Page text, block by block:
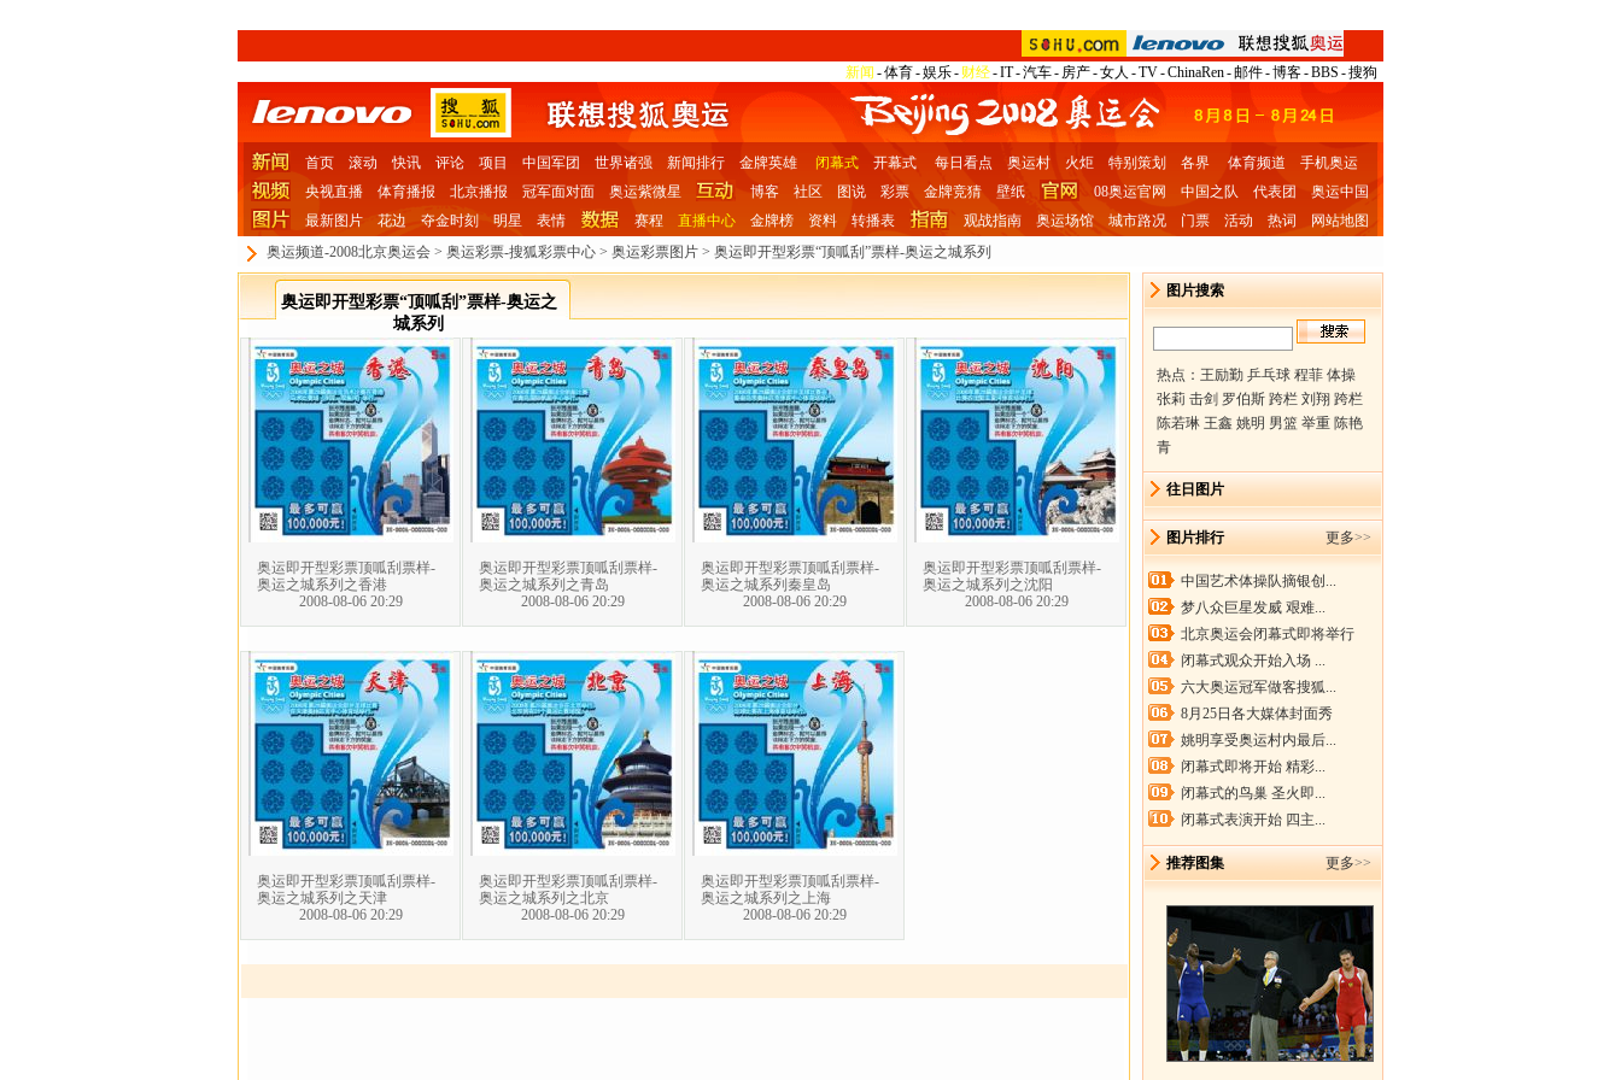
新闻 -体育-娱乐- 财经-IT-汽车- 房产-女人 -TV-ChinaRen-邮件-博客-BBS -搜狗
首页 滚动 快讯 评论 项目 中国军团 世界诸强 新闻排行 金牌英雄 闭幕式 开幕式 每日看点 奥运村 火炬 特别策划 各界 体育频道
手机奥运
央视直播
体育播报 北京播报 冠军面对面 奥运紫微星 博客 社区 图说 彩票 金牌竞猜 壁纸 08奥运官网 中国之队 代表团
奥运中国
最新图片
花边 夺金时刻 明星 表情 赛程 直播中心 金牌榜 资料 转播表 观战指南 奥运场馆 城市路况 门票 活动 热词
网站地图
奥运频道-2008北京奥运会 > 奥运彩票-搜狐彩票中心 > 奥运彩票图片 > 奥运即开型彩票“顶呱刮”票样-奥运之城系列
奥运即开型彩票“顶呱刮”票样-奥运之
城系列
奥运即开型彩票顶呱刮票样-
奥运之城系列之香港
2008-08-06 20:29
奥运即开型彩票顶呱刮票样-
奥运之城系列之青岛
2008-08-06 20:29
奥运即开型彩票顶呱刮票样-
奥运之城系列秦皇岛
2008-08-06 20:29
奥运即开型彩票顶呱刮票样-
奥运之城系列之沈阳
2008-08-06 20:29
奥运即开型彩票顶呱刮票样-
奥运之城系列之天津
2008-08-06 20:29
奥运即开型彩票顶呱刮票样-
奥运之城系列之北京
2008-08-06 20:29
奥运即开型彩票顶呱刮票样-
奥运之城系列之上海
2008-08-06 20:29
图片搜索
热点： 王励勤 乒乓球 程菲 体操
张莉 击剑 罗伯斯 跨栏 刘翔 跨栏
陈若琳 王鑫 姚明 男篮 举重 陈艳
青
往日图片
图片排行 更多>>
中国艺术体操队摘银创...
梦八众巨星发威 艰难...
北京奥运会闭幕式即将举行
闭幕式观众开始入场 ...
六大奥运冠军做客搜狐...
8月25日各大媒体封面秀
姚明享受奥运村内最后...
闭幕式即将开始 精彩...
闭幕式的鸟巢 圣火即...
闭幕式表演开始 四主...
推荐图集 更多>>